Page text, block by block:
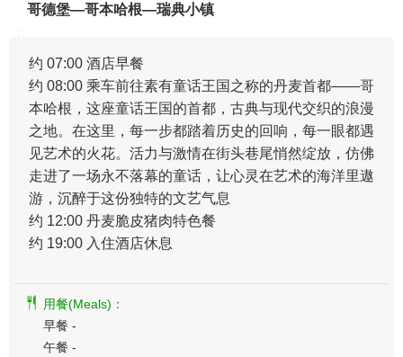
哥德堡—哥本哈根—瑞典小镇
约 07:00 酒店早餐
约 08:00 乘车前往素有童话王国之称的丹麦首都——哥
本哈根，这座童话王国的首都，古典与现代交织的浪漫
之地。在这里，每一步都踏着历史的回响，每一眼都遇
见艺术的火花。活力与激情在街头巷尾悄然绽放，仿佛
走进了一场永不落幕的童话，让心灵在艺术的海洋里遨
游，沉醉于这份独特的文艺气息
约 12:00 丹麦脆皮猪肉特色餐
约 19:00 入住酒店休息
用餐(Meals)：
早餐 -
午餐 -